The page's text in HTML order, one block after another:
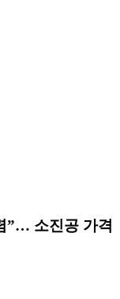
”… 소진공 가격